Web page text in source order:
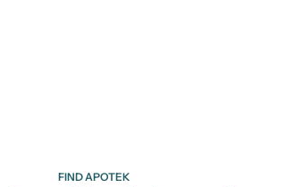
FIND APOTEK